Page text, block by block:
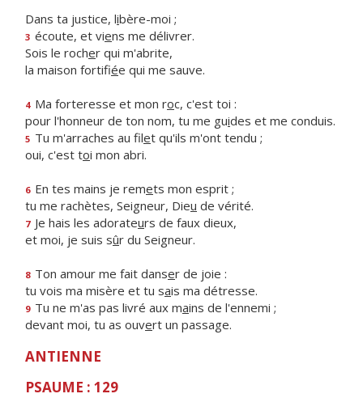
Dans ta justice, libère-moi ;
3 écoute, et viens me délivrer.
Sois le rocher qui m'abrite,
la maison fortifiée qui me sauve.
4 Ma forteresse et mon roc, c'est toi :
pour l'honneur de ton nom, tu me guides et me conduis.
5 Tu m'arraches au filet qu'ils m'ont tendu ;
oui, c'est toi mon abri.
6 En tes mains je remets mon esprit ;
tu me rachètes, Seigneur, Dieu de vérité.
7 Je hais les adorateurs de faux dieux,
et moi, je suis sûr du Seigneur.
8 Ton amour me fait danser de joie :
tu vois ma misère et tu sais ma détresse.
9 Tu ne m'as pas livré aux mains de l'ennemi ;
devant moi, tu as ouvert un passage.
ANTIENNE
PSAUME : 129